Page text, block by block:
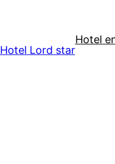
Hotel Lord star
Hotel